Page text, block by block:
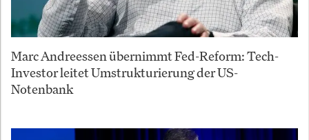
Marc Andreessen übernimmt Fed-Reform: Tech-
Investor leitet Umstrukturierung der US-
Notenbank